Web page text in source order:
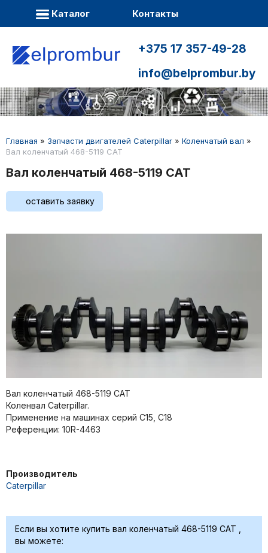
Каталог Контакты
+375 17 357-49-28
info@belprombur.by
Главная » Запчасти двигателей Caterpillar » Коленчатый вал »
Вал коленчатый 468-5119 CAT
Вал коленчатый 468-5119 CAT
оставить заявку
Вал коленчатый 468-5119 CAT
Коленвал Caterpillar.
Применение на машинах серий C15, C18
Референции: 10R-4463
Производитель
Caterpillar
Если вы хотите купить вал коленчатый 468-5119 CAT ,
вы можете: